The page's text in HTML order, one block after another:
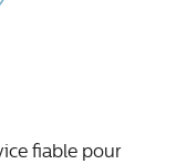
fiable pour